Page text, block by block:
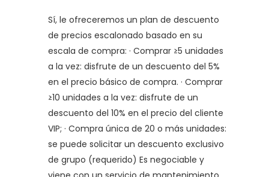
Sí, le ofreceremos un plan de descuento
de precios escalonado basado en su
escala de compra: · Comprar ≥5 unidades
a la vez: disfrute de un descuento del 5%
en el precio básico de compra. · Comprar
≥10 unidades a la vez: disfrute de un
descuento del 10% en el precio del cliente
VIP; · Compra única de 20 o más unidades:
se puede solicitar un descuento exclusivo
de grupo (requerido) Es negociable y